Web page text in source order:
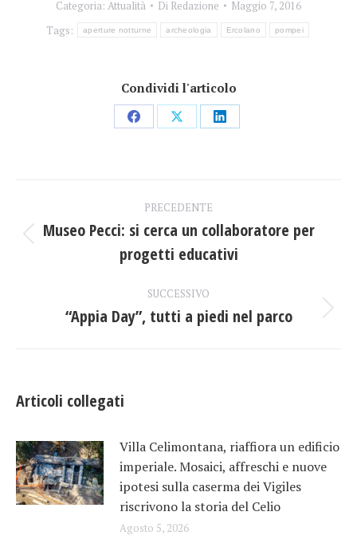
Categoria: Attualità Di Redazione
Maggio 7, 2016
Tags:
aperture notturne archeologia Ercolano pompei
Condividi l'articolo
CondividiCondividiCondividi
tra
PRECEDENTE
Post
precedente:
Museo Pecci: si cerca un collaboratore per
progetti educativi
SUCCESSIVO
Prossimo
“Appia Day”, tutti a piedi nel parco
Articoli collegati
Villa Celimontana, riaffiora un edificio
imperiale. Mosaici, affreschi e nuove
ipotesi sulla caserma dei Vigiles
riscrivono la storia del Celio
Agosto 5, 2026